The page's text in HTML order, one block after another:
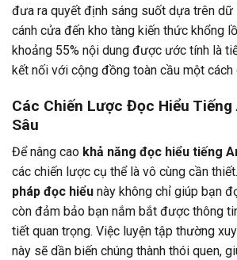
đưa ra quyết định sáng suốt dựa trên dữ
cánh cửa đến kho tàng kiến thức khổng
khoảng 55% nội dung được ước tính là
kết nối với cộng đồng toàn cầu một cách
Các Chiến Lược Đọc Hiểu Tiếng
Sâu
Để nâng cao khả năng đọc hiểu tiếng
các chiến lược cụ thể là vô cùng cần
pháp đọc hiểu này không chỉ giúp bạn
còn đảm bảo bạn nắm bắt được thông
tiết quan trọng. Việc luyện tập thường
này sẽ dần biến chúng thành thói quen,